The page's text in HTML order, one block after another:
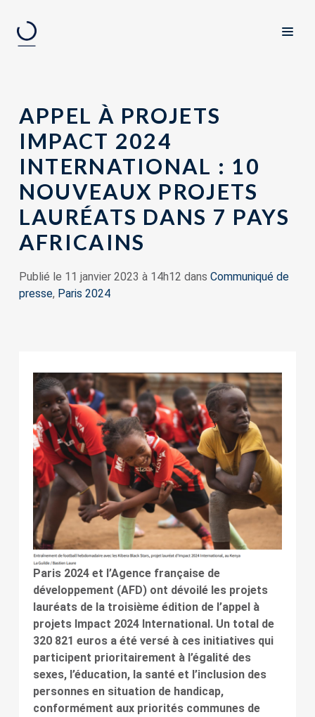
APPEL À PROJETS
IMPACT 2024
INTERNATIONAL : 10
NOUVEAUX PROJETS
LAURÉATS DANS 7 PAYS
AFRICAINS
Publié le 11 janvier 2023 à 14h12 dans Communiqué de
presse, Paris 2024
Paris 2024 et l’Agence française de
développement (AFD) ont dévoilé les projets
lauréats de la troisième édition de l’appel à
projets Impact 2024 International. Un total de
320 821 euros a été versé à ces initiatives qui
participent prioritairement à l’égalité des
sexes, l’éducation, la santé et l’inclusion des
personnes en situation de handicap,
conformément aux priorités communes de